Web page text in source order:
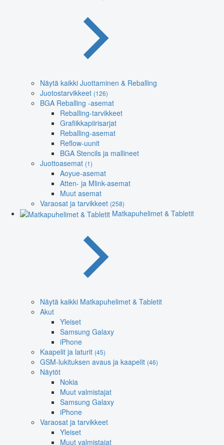
Näytä kaikki Juottaminen & Reballing
Juotostarvikkeet (126)
BGA Reballing -asemat
Reballing-tarvikkeet
Grafiikkapiirisarjat
Reballing-asemat
Reflow-uunit
BGA Stencils ja mallineet
Juottoasemat (1)
Aoyue-asemat
Atten- ja Mlink-asemat
Muut asemat
Varaosat ja tarvikkeet (258)
Matkapuhelimet & Tabletit
Näytä kaikki Matkapuhelimet & Tabletit
Akut
Yleiset
Samsung Galaxy
iPhone
Kaapelit ja laturit (45)
GSM-lukituksen avaus ja kaapelit (46)
Näytöt
Nokia
Muut valmistajat
Samsung Galaxy
iPhone
Varaosat ja tarvikkeet
Yleiset
Muut valmistajat